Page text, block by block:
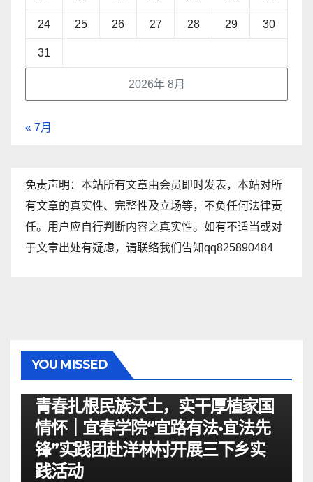
2026年 8月
24 25 26 27 28 29 30
31
« 7月
免责声明：本站所有文章由会员即时发表，本站对所
有文章的真实性、完整性及立场等，不负任何法律责
任。用户应自行判断内容之真实性。如有不适当或对
于文章出处有疑虑，请联络我们告知qq825890484
YOU MISSED
青春扎根民族沃土，实干厚植家国
情怀｜宜春学院“宜路有法•宜法先
锋”实践团赴洋林村开展三下乡实
践活动